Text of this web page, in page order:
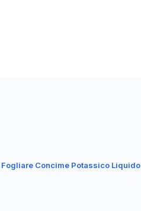
Concime Potassico Liquido